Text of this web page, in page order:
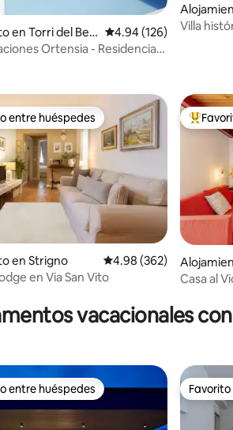
de 5, 186 reseñas
en Torri del Ben Calificación promedio:
4.94 (126)
Ortensia - Residencia
Villa
de 5, 137 reseñas
huéspedes preferido
entre huéspedes
en Strigno Calificación promedio:
4.98 (362)
en Via San Vito
Casa al
vacacionales
huéspedes preferido
entre huéspedes